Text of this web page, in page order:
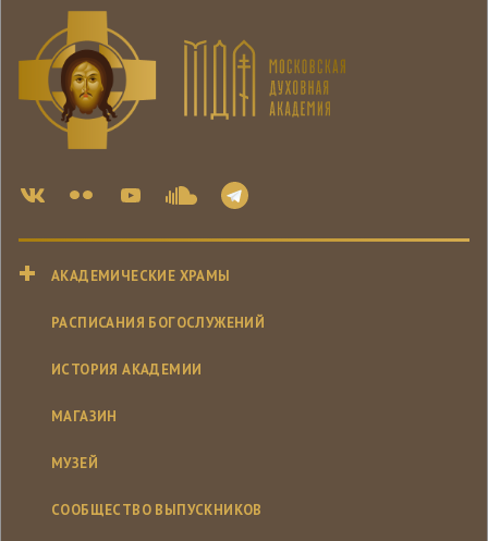
АКАДЕМИЧЕСКИЕ ХРАМЫ
РАСПИСАНИЯ БОГОСЛУЖЕНИЙ
ИСТОРИЯ АКАДЕМИИ
МАГАЗИН
МУЗЕЙ
СООБЩЕСТВО ВЫПУСКНИКОВ